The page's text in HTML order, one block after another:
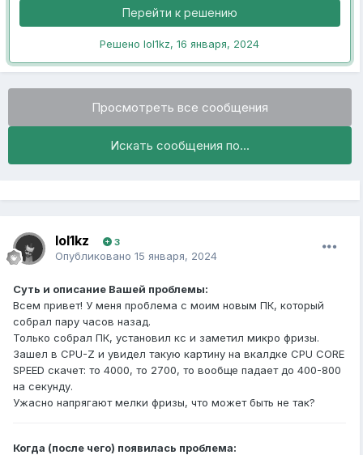
Перейти к решению
Решено lol1kz,16 января, 2024
Искать сообщения по...
Просмотреть все сообщения
lol1kz 3
Опубликовано 15 января, 2024
Суть и описание Вашей проблемы:
Всем привет! У меня проблема с моим новым ПК, который
собрал пару часов назад.
Только собрал ПК, установил кс и заметил микро фризы.
Зашел в CPU-Z и увидел такую картину на вкалдке CPU CORE
SPEED скачет: то 4000, то 2700, то вообще падает до 400-800
на секунду.
Ужасно напрягают мелки фризы, что может быть не так?
Когда (после чего) появилась проблема: